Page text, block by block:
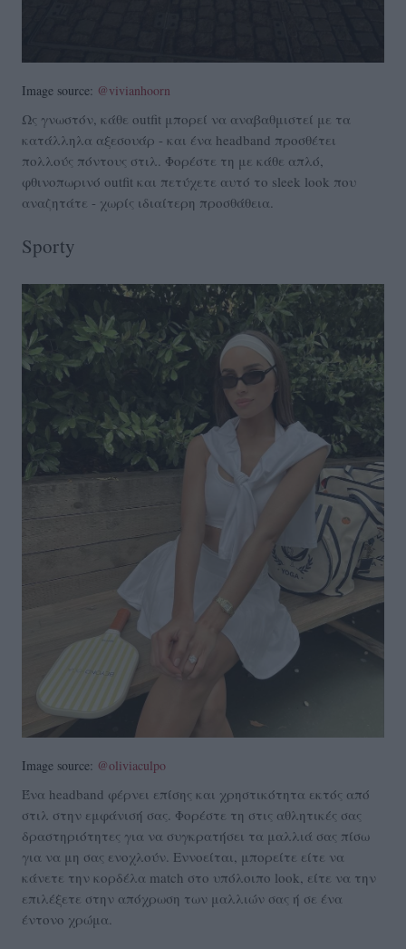
Image source: @vivianhoorn
Ως γνωστόν, κάθε outfit μπορεί να αναβαθμιστεί με τα
κατάλληλα αξεσουάρ - και ένα headband προσθέτει
πολλούς πόντους στιλ. Φορέστε τη με κάθε απλό,
φθινοπωρινό οutfit και πετύχετε αυτό το sleek look που
αναζητάτε - χωρίς ιδιαίτερη προσθάθεια.
Sporty
Image source: @oliviaculpo
Ένα headband φέρνει επίσης και χρηστικότητα εκτός από
στιλ στην εμφάνισή σας. Φορέστε τη στις αθλητικές σας
δραστηριότητες για να συγκρατήσει τα μαλλιά σας πίσω
για να μη σας ενοχλούν. Εννοείται, μπορείτε είτε να
κάνετε την κορδέλα match στο υπόλοιπο look, είτε να την
επιλέξετε στην απόχρωση των μαλλιών σας ή σε ένα
έντονο χρώμα.